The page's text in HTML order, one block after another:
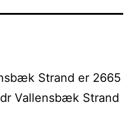
Strand er 2665
Vallensbæk Strand